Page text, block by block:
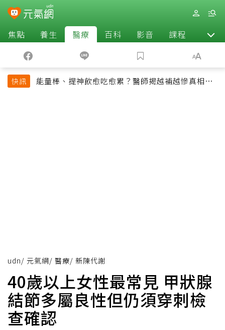
焦點 養生 醫療 百科 影音 課程 退休
快訊
能量棒、提神飲愈吃愈累？醫師揭越補越慘真相：
udn/ 元氣網/ 醫療/ 新陳代謝
40歲以上女性最常見 甲狀腺
結節多屬良性但仍須穿刺檢
查確認